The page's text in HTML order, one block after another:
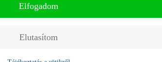
Elfogadom
Elutasítom